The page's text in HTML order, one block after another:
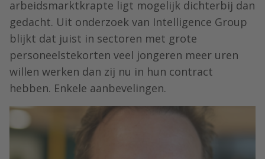
arbeidsmarktkrapte ligt mogelijk dichterbij dan
gedacht. Uit onderzoek van Intelligence Group
blijkt dat juist in sectoren met grote
personeelstekorten veel jongeren meer uren
willen werken dan zij nu in hun contract
hebben. Enkele aanbevelingen.